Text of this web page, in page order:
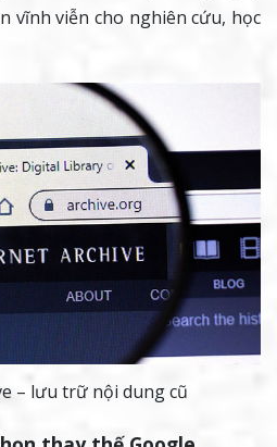
vĩnh viễn cho nghiên cứu, học
– lưu trữ nội dung cũ